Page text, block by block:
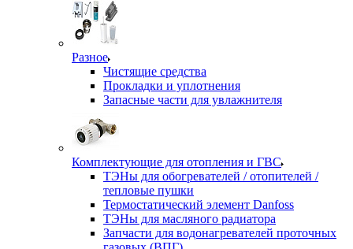
Разное
Чистящие средства
Прокладки и уплотнения
Запасные части для увлажнителя
Комплектующие для отопления и ГВС
ТЭНы для обогревателей / отопителей /
тепловые пушки
Термостатический элемент Danfoss
ТЭНы для масляного радиатора
Запчасти для водонагревателей проточных